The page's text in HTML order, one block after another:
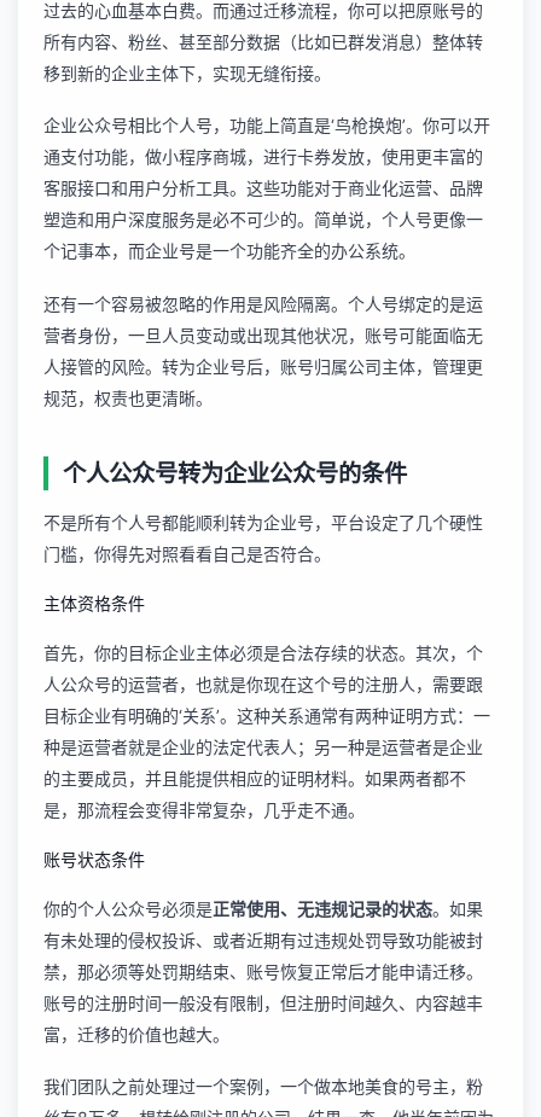
过去的心血基本白费。而通过迁移流程，你可以把原账号的
所有内容、粉丝、甚至部分数据（比如已群发消息）整体转
移到新的企业主体下，实现无缝衔接。
企业公众号相比个人号，功能上简直是‘鸟枪换炮’。你可以开
通支付功能，做小程序商城，进行卡券发放，使用更丰富的
客服接口和用户分析工具。这些功能对于商业化运营、品牌
塑造和用户深度服务是必不可少的。简单说，个人号更像一
个记事本，而企业号是一个功能齐全的办公系统。
还有一个容易被忽略的作用是风险隔离。个人号绑定的是运
营者身份，一旦人员变动或出现其他状况，账号可能面临无
人接管的风险。转为企业号后，账号归属公司主体，管理更
规范，权责也更清晰。
个人公众号转为企业公众号的条件
不是所有个人号都能顺利转为企业号，平台设定了几个硬性
门槛，你得先对照看看自己是否符合。
主体资格条件
首先，你的目标企业主体必须是合法存续的状态。其次，个
人公众号的运营者，也就是你现在这个号的注册人，需要跟
目标企业有明确的‘关系’。这种关系通常有两种证明方式：一
种是运营者就是企业的法定代表人；另一种是运营者是企业
的主要成员，并且能提供相应的证明材料。如果两者都不
是，那流程会变得非常复杂，几乎走不通。
账号状态条件
你的个人公众号必须是正常使用、无违规记录的状态。如果
有未处理的侵权投诉、或者近期有过违规处罚导致功能被封
禁，那必须等处罚期结束、账号恢复正常后才能申请迁移。
账号的注册时间一般没有限制，但注册时间越久、内容越丰
富，迁移的价值也越大。
我们团队之前处理过一个案例，一个做本地美食的号主，粉